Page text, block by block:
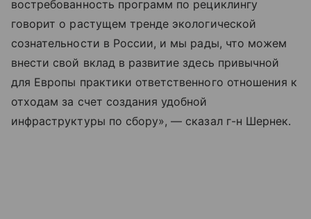
востребованность программ по рециклингу
говорит о растущем тренде экологической
сознательности в России, и мы рады, что можем
внести свой вклад в развитие здесь привычной
для Европы практики ответственного отношения к
отходам за счет создания удобной
инфраструктуры по сбору», — сказал г-н Шернек.